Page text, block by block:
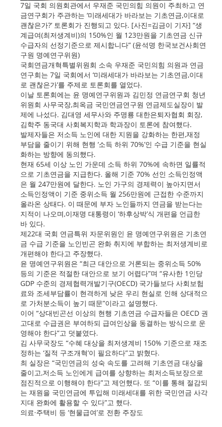
7일 국회 의원회관에서 우재준 국민의힘 의원이 주최하고 연
금연구회가 주관하는 ‘미래세대가 바라보는 기초연금,이대로
괜찮은가?’ 토론회가 진행되고 있다. [사진=김금이 기자] “생
계급여(최저생계비)의 150%인 월 123만원을 기초연금 신규
수급자의 선정기준으로 제시합니다” (윤석명 한국보건사회연
구원 명예연구위원)
국회연금개혁특별위원회 소속 우재준 국민의힘 의원과 연금
연구회는 7일 국회에서 ‘미래세대가 바라보는 기초연금,이대
로 괜찮은가’를 주제로 토론회를 열었다.
이날 토론회에는 윤 명예연구위원과 김민정 연금연구회 청년
위원회 사무국장,최옥금 국민연금연구원 연금제도실장이 발
제에 나섰다. 김대영 세무사와 주명룡 대한은퇴자협회 회장,
김학주 동국대 사회복지학과 학과장이 토론에 참여했다.
발제자들은 저소득 노인에 대한 지원을 강화하는 한편,재정
부담을 줄이기 위해 현행 ‘소득 하위 70%’인 수급 기준을 현실
화하는 방향에 동의했다.
현재 65세 이상 노인 가운데 소득 하위 70%에 속하면 일률적
으로 기초연금을 지급한다. 올해 기준 70% 선인 소득인정액
은 월 247만원에 달한다. 노인 가구의 경제력이 높아지면서
소득인정액이 기준 중위소득 월 256만원에 근접한 수준까지
올라온 상태다. 이 때문에 부자 노인들까지 연금을 받는다는
지적이 나오며,이재명 대통령이 ‘하후상박’식 개편을 언급한
바 있다.
제22대 국회 연금특위 자문위원인 윤 명예연구위원은 기초연
금 수급 기준을 노인빈곤 완화 취지에 부합하는 최저생계비로
개편해야 한다고 주장했다.
윤 명예연구위원은 “최근 대안으로 거론되는 중위소득 50%
등의 기준은 적절한 대안으로 보기 어렵다”며 “유사한 1인당
GDP 수준의 경제협력개발기구(OECD) 국가들보다 사회보험
료와 조세부담률이 현격하게 낮은 우리 현실로 인해 상대적으
로 가처분소득이 높기 때문”이라고 설명했다.
이어 “상대빈곤선 이상의 현행 기초연금 수급자들은 OECD 권
고대로 수급권은 부여하되 급여인상을 동결하는 방식으로 운
영해야 한다”고 덧붙였다.
김 사무국장도 “수혜 대상을 최저생계비 150% 기준으로 재조
정하는 ‘질적 구조개혁’이 필요하다”고 밝혔다.
최 실장은 “국민연금의 성숙 속도를 고려해 기초연금 대상을
줄이고,저소득 노인에게 급여를 상향하는 최저소득보장으로
점진적으로 이행해야 한다”고 제언했다. 또 “이를 통해 절감되
는 재원을 국민연금에 투입해 미래세대를 위한 국민연금 사각
지대 완화에 활용할 수 있다”고 했다.
의료·주택비 등 ‘현물급여’로 전환 주장도